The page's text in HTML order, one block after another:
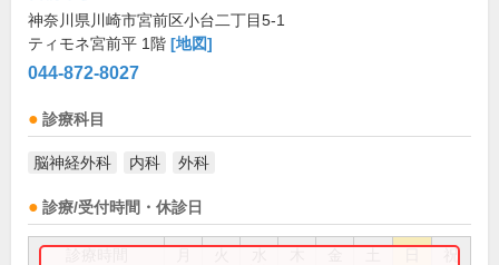
神奈川県川崎市宮前区小台二丁目5-1
ティモネ宮前平 1階 [地図]
044-872-8027
診療科目
脳神経外科 内科 外科
診療/受付時間・休診日
祝